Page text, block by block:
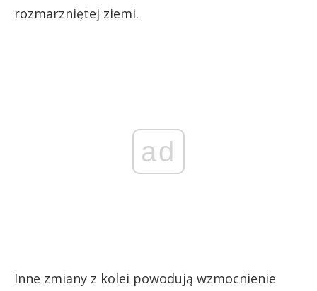
rozmarzniętej ziemi.
ad
Inne zmiany z kolei powodują wzmocnienie